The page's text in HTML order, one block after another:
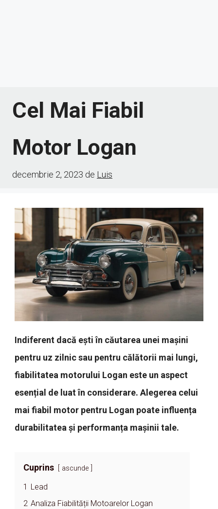
Cel Mai Fiabil
Motor Logan
decembrie 2, 2023 de Luis
Indiferent dacă ești în căutarea unei mașini
pentru uz zilnic sau pentru călătorii mai lungi,
fiabilitatea motorului Logan este un aspect
esențial de luat în considerare. Alegerea celui
mai fiabil motor pentru Logan poate influența
durabilitatea și performanța mașinii tale.
Cuprins ascunde
1
Lead
2 Analiza Fiabilității Motoarelor Logan